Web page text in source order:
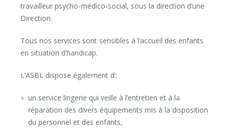
travailleur psycho-médico-social, sous la direction d’une
Direction.
Tous nos services sont sensibles à l’accueil des enfants
en situation d’handicap.
L’ASBL dispose également d’:
un service lingerie qui veille à l’entretien et à la
réparation des divers équipements mis à la disposition
du personnel et des enfants,